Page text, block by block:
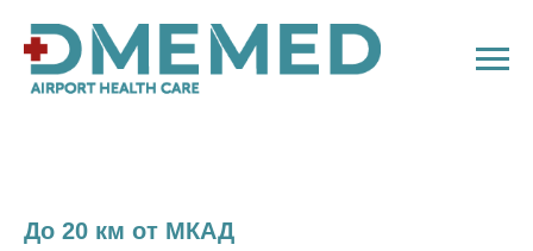
До 20 км от МКАД